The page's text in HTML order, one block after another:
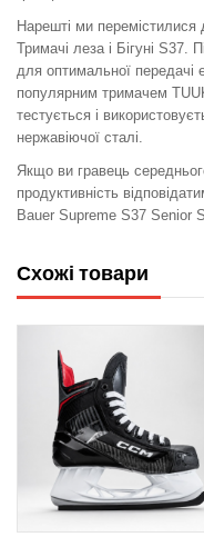
Нарешті ми перемістилися
Тримачі леза і Бігуні
для оптимальної передачі
популярним тримачем
тестується і
нержавіючої сталі.
Якщо ви гравець
продуктивність
Bauer Supreme S37 Senior
Схожі товари